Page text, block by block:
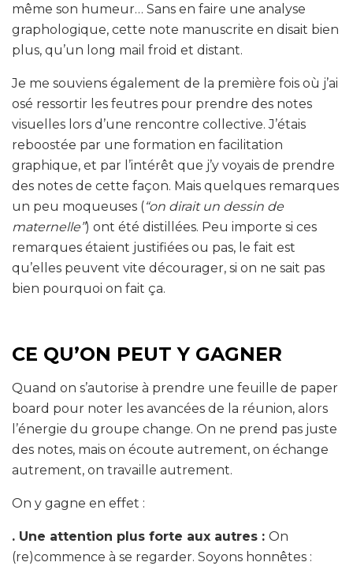
même son humeur… Sans en faire une analyse
graphologique, cette note manuscrite en disait bien
plus, qu’un long mail froid et distant.
Je me souviens également de la première fois où j’ai
osé ressortir les feutres pour prendre des notes
visuelles lors d’une rencontre collective. J’étais
reboostée par une formation en facilitation
graphique, et par l’intérêt que j’y voyais de prendre
des notes de cette façon. Mais quelques remarques
un peu moqueuses (“on dirait un dessin de
maternelle”) ont été distillées. Peu importe si ces
remarques étaient justifiées ou pas, le fait est
qu’elles peuvent vite décourager, si on ne sait pas
bien pourquoi on fait ça.
CE QU’ON PEUT Y GAGNER
Quand on s’autorise à prendre une feuille de paper
board pour noter les avancées de la réunion, alors
l’énergie du groupe change. On ne prend pas juste
des notes, mais on écoute autrement, on échange
autrement, on travaille autrement.
On y gagne en effet :
. Une attention plus forte aux autres : On
(re)commence à se regarder. Soyons honnêtes :